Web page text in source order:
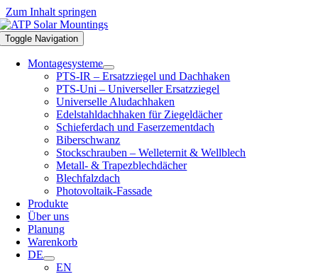
Zum Inhalt springen
Toggle Navigation
Montagesysteme
PTS-IR – Ersatzziegel und Dachhaken
PTS-Uni – Universeller Ersatzziegel
Universelle Aludachhaken
Edelstahldachhaken für Ziegeldächer
Schieferdach und Faserzementdach
Biberschwanz
Stockschrauben – Welleternit & Wellblech
Metall- & Trapezblechdächer
Blechfalzdach
Photovoltaik-Fassade
Produkte
Über uns
Planung
Warenkorb
DE
EN